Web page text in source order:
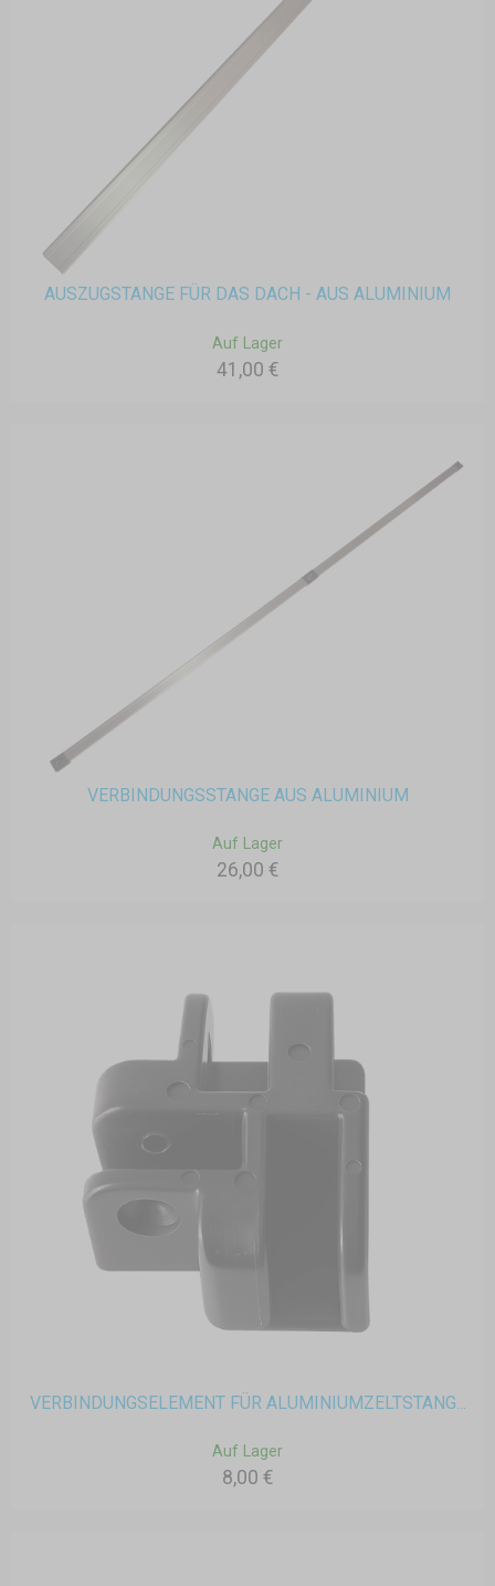
AUSZUGSTANGE FÜR DAS DACH - AUS ALUMINIUM
Auf Lager
41,00 €
VERBINDUNGSSTANGE AUS ALUMINIUM
Auf Lager
26,00 €
VERBINDUNGSELEMENT FÜR ALUMINIUMZELTSTANG...
Auf Lager
8,00 €